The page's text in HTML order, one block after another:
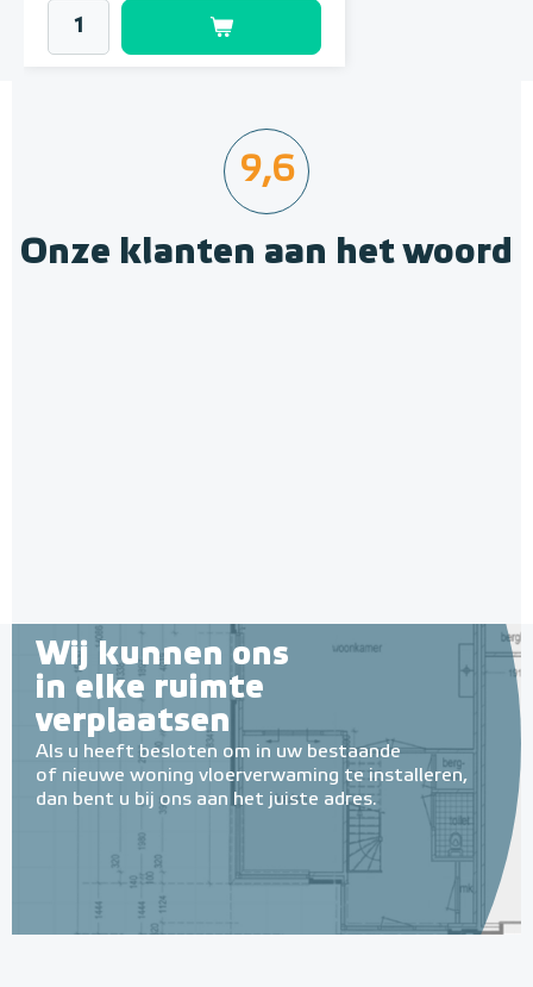
9,6
Onze klanten aan het woord
Wij kunnen ons
in elke ruimte
verplaatsen
Als u heeft besloten om in uw bestaande
of nieuwe woning vloerverwaming te installeren,
dan bent u bij ons aan het juiste adres.